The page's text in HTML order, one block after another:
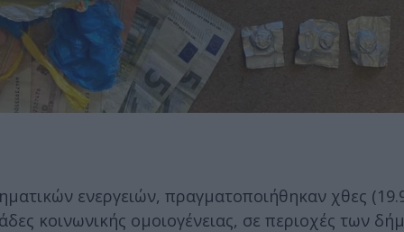
ενεργειών, πραγματοποιήθηκαν χθες
κοινωνικής ομοιογένειας, σε περιοχές των